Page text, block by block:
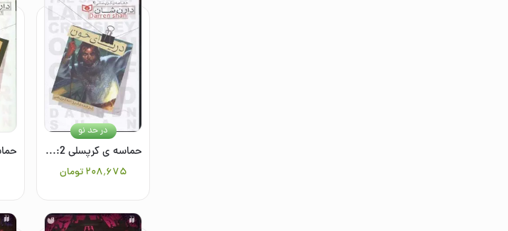
حماسه ی کرپسلی 2: دریای خون
۲۰۸٬۶۷۵تومان
در حد نو